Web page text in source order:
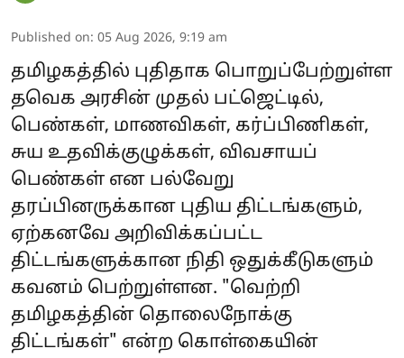
Published on: 05 Aug 2026, 9:19 am
தமிழகத்தில் புதிதாக பொறுப்பேற்றுள்ள
தவெக அரசின் முதல் பட்ஜெட்டில்,
பெண்கள், மாணவிகள், கர்ப்பிணிகள்,
சுய உதவிக்குழுக்கள், விவசாயப்
பெண்கள் என பல்வேறு
தரப்பினருக்கான புதிய திட்டங்களும்,
ஏற்கனவே அறிவிக்கப்பட்ட
திட்டங்களுக்கான நிதி ஒதுக்கீடுகளும்
கவனம் பெற்றுள்ளன. "வெற்றி
தமிழகத்தின் தொலைநோக்கு
திட்டங்கள்" என்ற கொள்கையின்